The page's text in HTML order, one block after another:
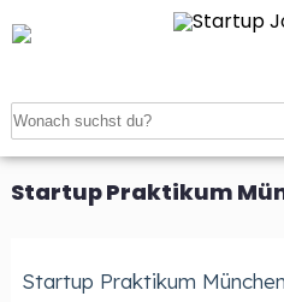
Startup Praktikum
Startup Praktikum